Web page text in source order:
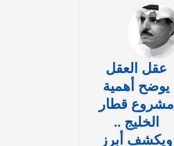
عقل العقل
يوضح أهمية
مشروع قطار
الخليج ..
ويكشف أبرز